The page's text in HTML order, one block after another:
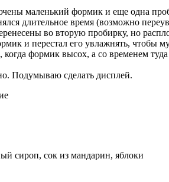
маленький формик и еще одна
длительное время (возможно
во вторую пробирку, но
и перестал его увлажнять, чтобы
формик высох, а со временем
Подумываю сделать дисплей.
сироп, сок из мандарин, яблоки